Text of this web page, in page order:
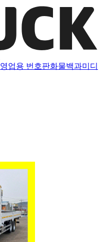
영업용 번호판화물백과미디